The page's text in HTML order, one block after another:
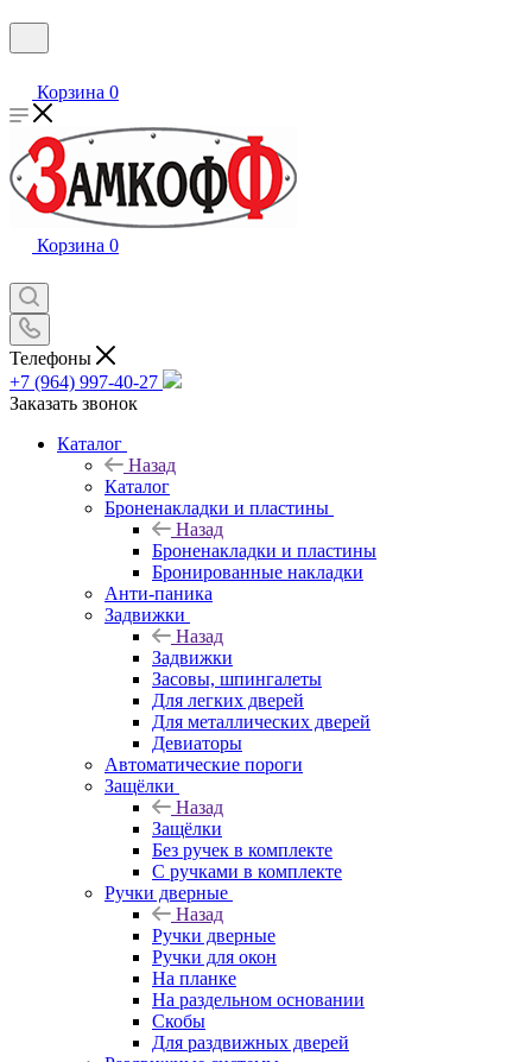
Корзина 0
Корзина 0
Телефоны
+7 (964) 997-40-27
Заказать звонок
Каталог
Назад
Каталог
Броненакладки и пластины
Назад
Броненакладки и пластины
Бронированные накладки
Анти-паника
Задвижки
Назад
Задвижки
Засовы, шпингалеты
Для легких дверей
Для металлических дверей
Девиаторы
Автоматические пороги
Защёлки
Назад
Защёлки
Без ручек в комплекте
С ручками в комплекте
Ручки дверные
Назад
Ручки дверные
Ручки для окон
На планке
На раздельном основании
Скобы
Для раздвижных дверей